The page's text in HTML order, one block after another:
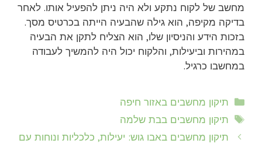
מחשב של לקוח נתקע ולא היה ניתן להפעיל אותו. לאחר
בדיקה מקיפה, הוא גילה שהבעיה הייתה בכרטיס מסך.
בזכות הידע והניסיון שלו, הוא הצליח לתקן את הבעיה
במהירות וביעילות, והלקוח יכול היה להמשיך לעבודה
במחשבו כרגיל.
קטגוריות
תיקון מחשבים באזור חיפה
תגיות
תיקון מחשבים בבת שלמה
תיקון מחשבים באבו גוש: יעילות, כלכליות ונוחות עם